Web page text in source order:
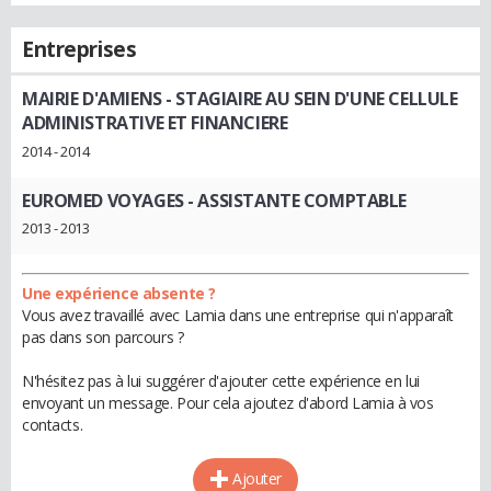
Entreprises
MAIRIE D'AMIENS- STAGIAIRE AU SEIN D'UNE CELLULE
ADMINISTRATIVE ET FINANCIERE
2014 - 2014
EUROMED VOYAGES- ASSISTANTE COMPTABLE
2013 - 2013
Une expérience absente ?
Vous avez travaillé avec Lamia dans une entreprise qui n'apparaît
pas dans son parcours ?
N'hésitez pas à lui suggérer d'ajouter cette expérience en lui
envoyant un message. Pour cela ajoutez d'abord Lamia à vos
contacts.
Ajouter